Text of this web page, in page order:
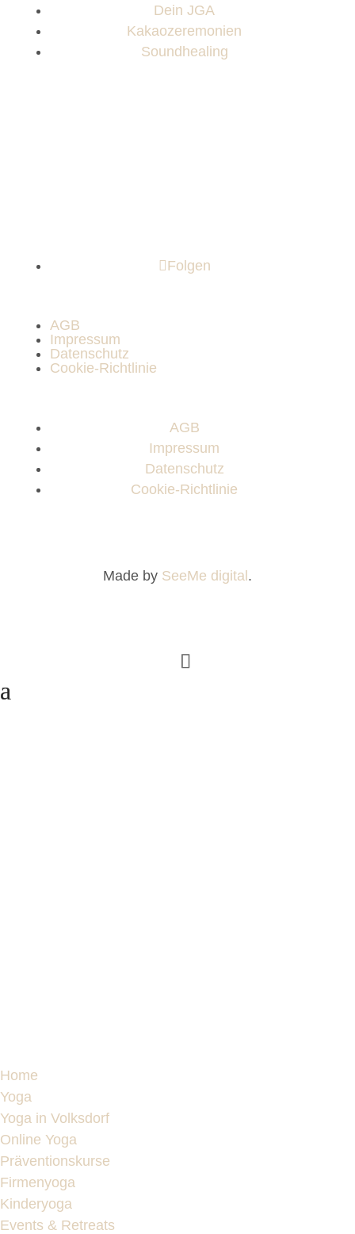
Dein JGA
Kakaozeremonien
Soundhealing
Folgen
AGB
Impressum
Datenschutz
Cookie-Richtlinie
AGB
Impressum
Datenschutz
Cookie-Richtlinie
Made by SeeMe digital .
Home
Yoga
Yoga in Volksdorf
Online Yoga
Präventionskurse
Firmenyoga
Kinderyoga
Events & Retreats